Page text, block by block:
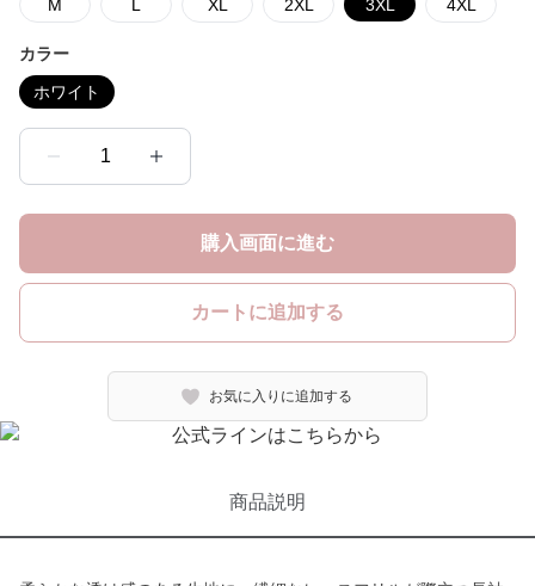
M L XL 2XL 3XL 4XL
カラー
ホワイト
1
購入画面に進む
カートに追加する
お気に入りに追加する
商品説明